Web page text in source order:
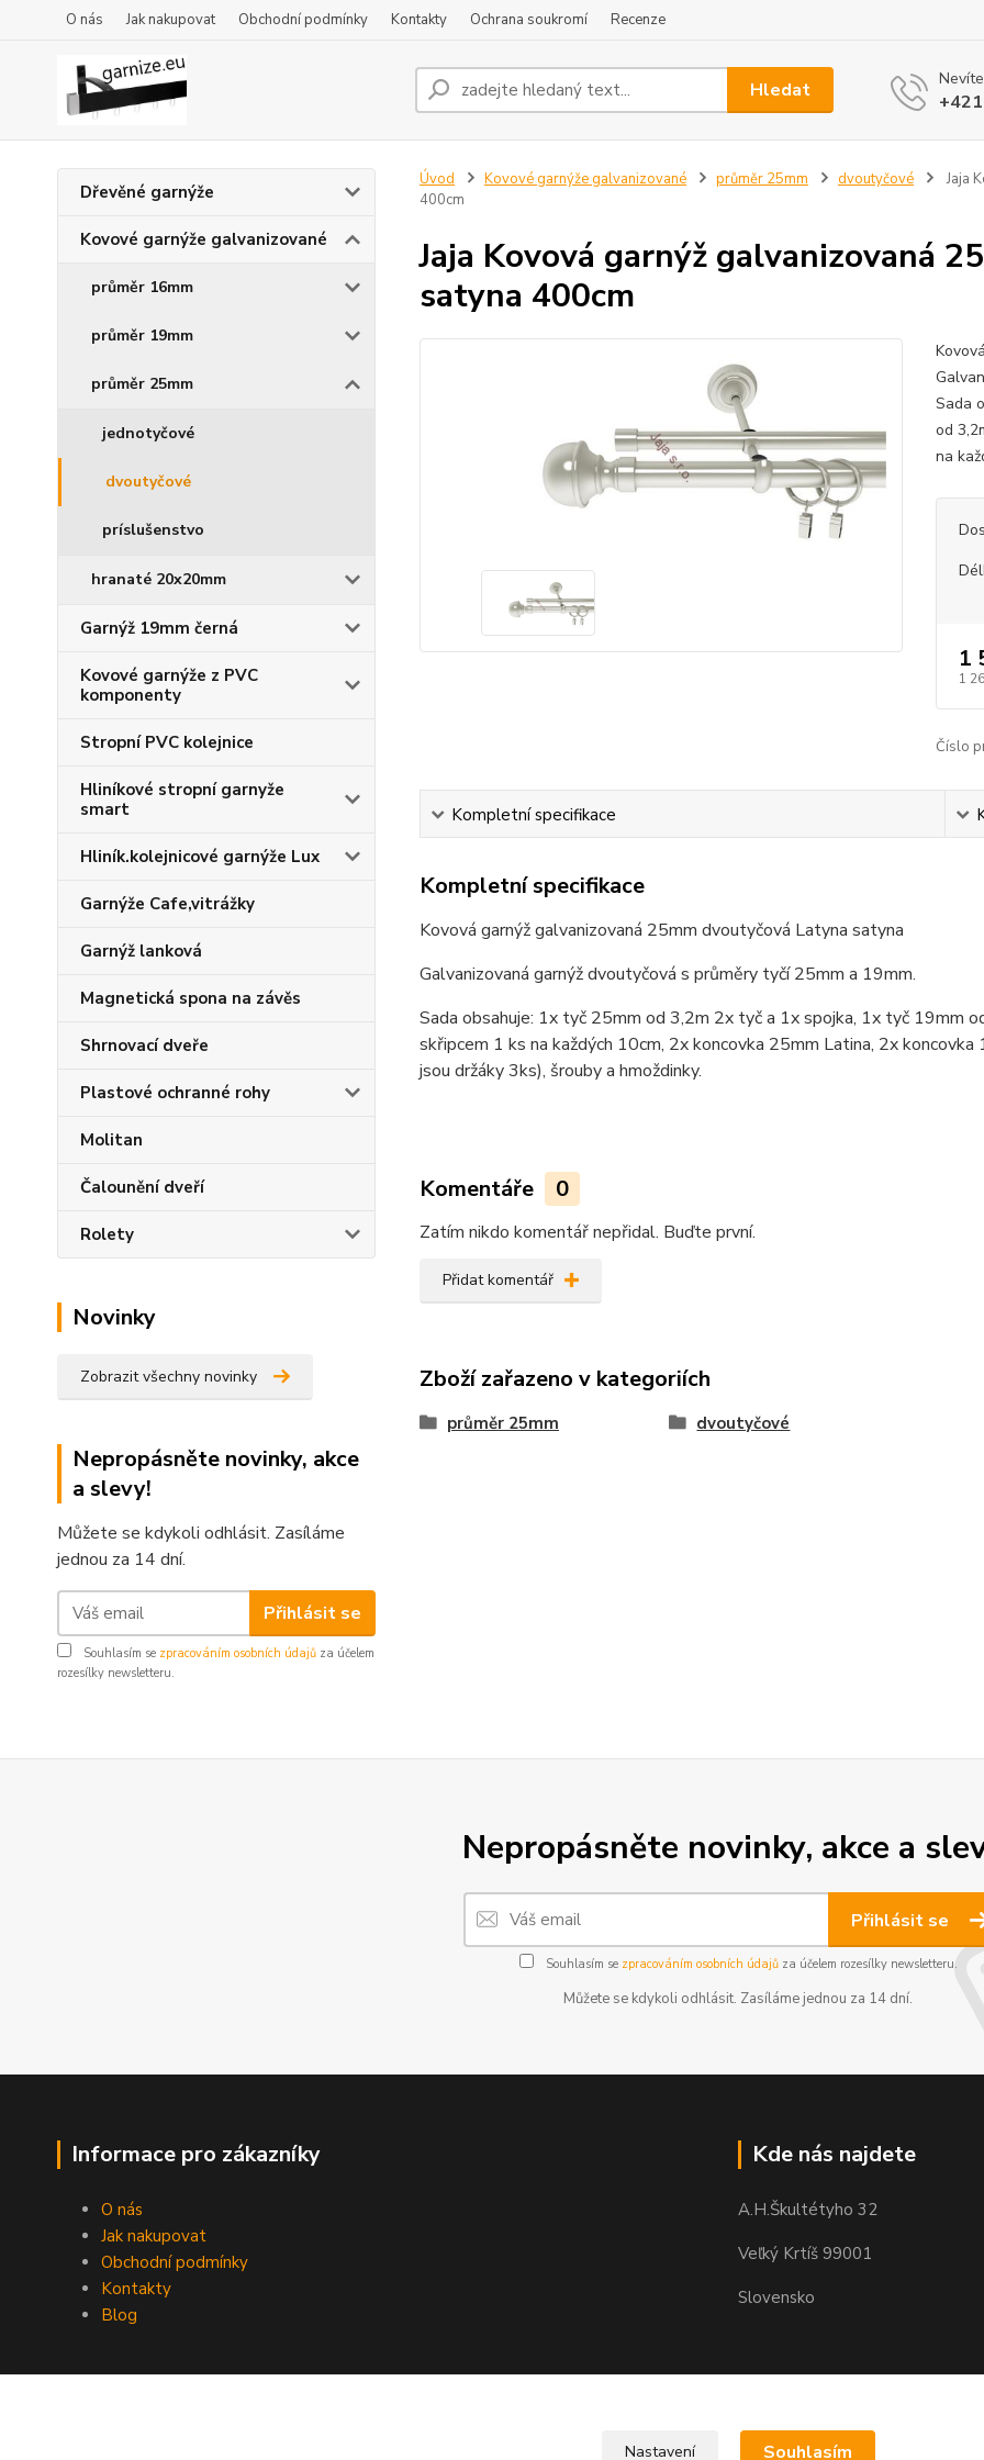
O nás Jak nakupovat Obchodní podmínky Kontakty Ochrana soukromí Recenze
Hledat
Dřevěné garnýže
Kovové garnýže galvanizované
průměr 16mm
průměr 19mm
průměr 25mm
jednotyčové
dvoutyčové
príslušenstvo
hranaté 20x20mm
Garnýž 19mm černá
Kovové garnýže z PVC
komponenty
Stropní PVC kolejnice
Hliníkové stropní garnyže
smart
Hliník.kolejnicové garnýže Lux
Garnýže Cafe,vitrážky
Garnýž lanková
Magnetická spona na závěs
Shrnovací dveře
Plastové ochranné rohy
Molitan
Čalounění dveří
Rolety
Novinky
Zobrazit všechny novinky
Nepropásněte novinky, akce
a slevy!
Můžete se kdykoli odhlásit. Zasíláme
jednou za 14 dní.
Přihlásit se
Souhlasím se zpracováním osobních údajů za účelem
rozesílky newsletteru.
Úvod Kovové garnýže galvanizované průměr 25mm dvoutyčové
Jaja
400cm
Jaja Kovová garnýž galvanizovaná
satyna 400cm
Sada
od
na
1
1
Číslo
Kompletní specifikace
Kompletní specifikace
Kovová garnýž galvanizovaná 25mm dvoutyčová Latyna satyna
Galvanizovaná garnýž dvoutyčová s průměry tyčí 25mm a 19mm.
Sada obsahuje: 1x tyč 25mm od 3,2m 2x tyč a 1x spojka, 1x tyč 19mm
skřipcem 1 ks na každých 10cm, 2x koncovka 25mm Latina, 2x
jsou držáky 3ks), šrouby a hmoždinky.
Komentáře 0
Zatím nikdo komentář nepřidal. Buďte první.
Přidat komentář
Zboží zařazeno v kategoriích
průměr 25mm dvoutyčové
Nepropásněte novinky, akce a
Přihlásit se
Souhlasím se zpracováním osobních údajůza účelem rozesílky newsletteru.
Můžete se kdykoli odhlásit. Zasíláme jednou za 14 dní.
Informace pro zákazníky
O nás
Jak nakupovat
Obchodní podmínky
Kontakty
Blog
Kde nás najdete
A.H.Škultétyho 32
Veľký Krtíš 99001
Slovensko
Nastavení Souhlasím